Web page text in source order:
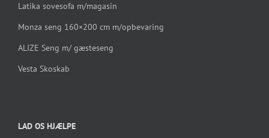
Latika sovesofa m/magasin
Monza seng 160×200 cm m/opbevaring
ALIZE Seng m/ gæsteseng
Vesta Skoskab
LAD OS HJÆLPE